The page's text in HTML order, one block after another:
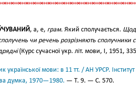
, а, е, грам. Який сполучається.
чи речень розрізняють сполучники
(Курс сучасної укр. літ. мови, І, 1951,
української мови: в 11 тт. / АН УРСР.
думка, 1970—1980. — Т. 9. — С. 570.